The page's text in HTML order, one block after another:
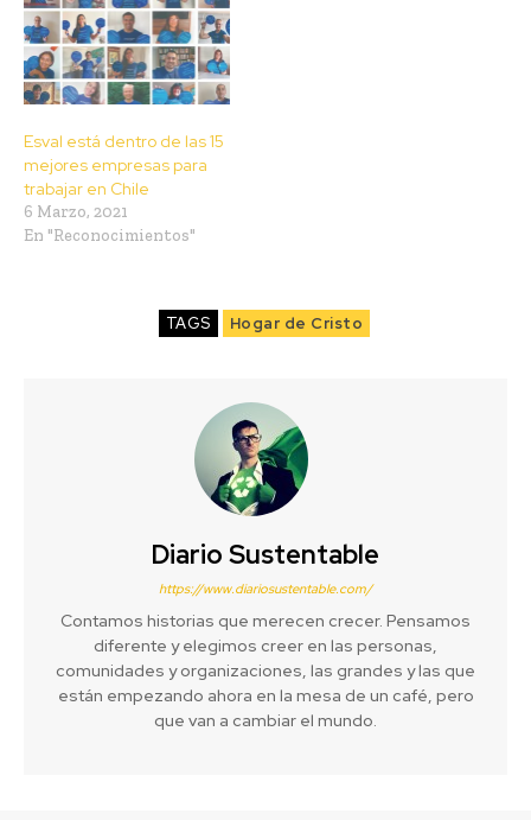
Esval está dentro de las 15
mejores empresas para
trabajar en Chile
6 Marzo, 2021
En "Reconocimientos"
TAGS Hogar de Cristo
Diario Sustentable
https://www.diariosustentable.com/
Contamos historias que merecen crecer. Pensamos
diferente y elegimos creer en las personas,
comunidades y organizaciones, las grandes y las que
están empezando ahora en la mesa de un café, pero
que van a cambiar el mundo.